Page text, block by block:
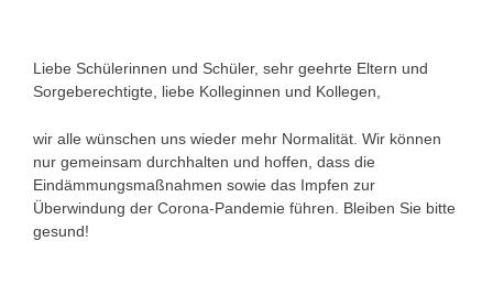
Liebe Schülerinnen und Schüler, sehr geehrte Eltern und
Sorgeberechtigte, liebe Kolleginnen und Kollegen,
wir alle wünschen uns wieder mehr Normalität. Wir können
nur gemeinsam durchhalten und hoffen, dass die
Eindämmungsmaßnahmen sowie das Impfen zur
Überwindung der Corona-Pandemie führen. Bleiben Sie bitte
gesund!